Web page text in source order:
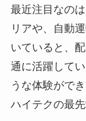
最近注目なの
リアや、自動
いていると、
通に活躍して
うな体験がで
ハイテクの最